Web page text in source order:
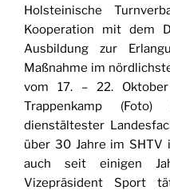
Holsteinische
Kooperation mit dem
Ausbildung zur
Maßnahme im
vom 17. – 22.
Trappenkamp (Foto)
dienstältester
über 30 Jahre im
auch seit einigen
Vizepräsident Sport